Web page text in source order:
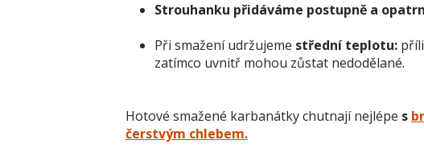
Strouhanku přidáváme postupně a
Při smažení udržujeme střední teplotu:
zatímco uvnitř mohou zůstat nedodělané.
Hotové smažené karbanátky chutnají nejlépe s
čerstvým chlebem.